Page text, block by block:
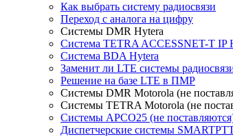
Как выбрать систему радиосвязи
Переход с аналога на цифру
Системы DMR Hytera
Система TETRA ACCESSNET-T IP
Система BDA Hytera
Заменит ли LTE системы
Решение на базе LTE в ПМР
Системы DMR Motorola (не
Системы TETRA Motorola (не
Системы APCO25 (не
Диспетчерские системы